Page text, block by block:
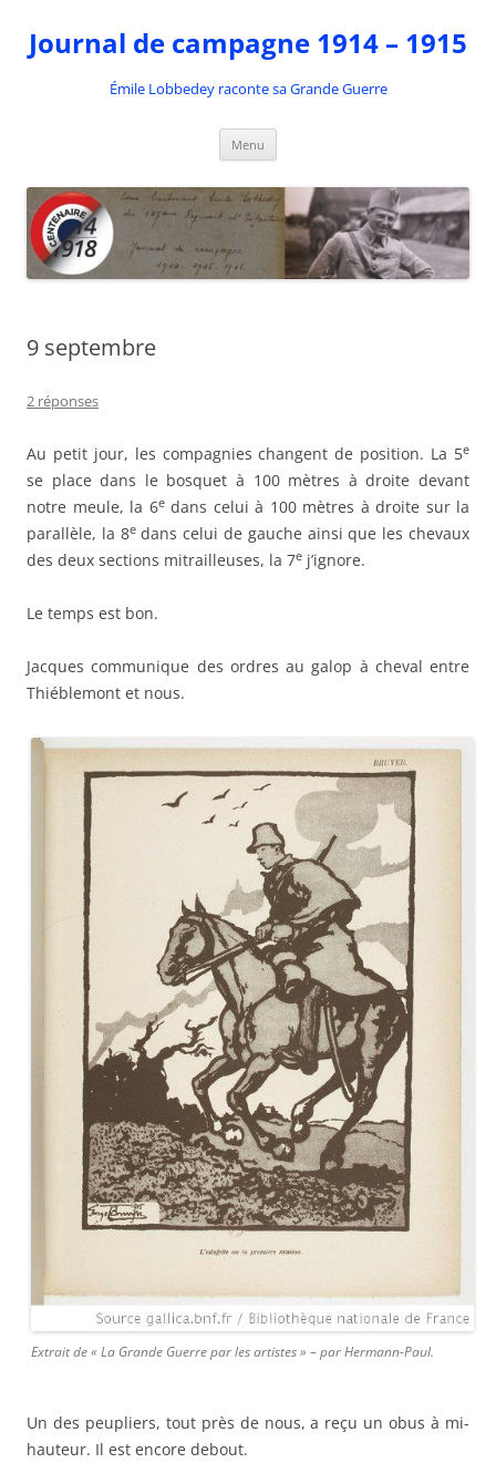
contenu
Journal de campagne 1914 – 1915
Émile Lobbedey raconte sa Grande Guerre
Menu
9 septembre
2 réponses
Au petit jour, les compagnies changent de position. La 5e
se place dans le bosquet à 100 mètres à droite devant
notre meule, la 6edans celui à 100 mètres à droite sur la
parallèle, la 8edans celui de gauche ainsi que les chevaux
des deux sections mitrailleuses, la 7e j’ignore.
Le temps est bon.
Jacques communique des ordres au galop à cheval entre
Thiéblemont et nous.
Extrait de « La Grande Guerre par les artistes » – par Hermann-Paul.
Un des peupliers, tout près de nous, a reçu un obus à mi-
hauteur. Il est encore debout.